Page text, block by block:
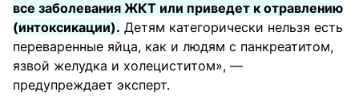
все заболевания ЖКТ или приведет к отравлению
(интоксикации). Детям категорически нельзя есть
переваренные яйца, как и людям с панкреатитом,
язвой желудка и холециститом», —
предупреждает эксперт.